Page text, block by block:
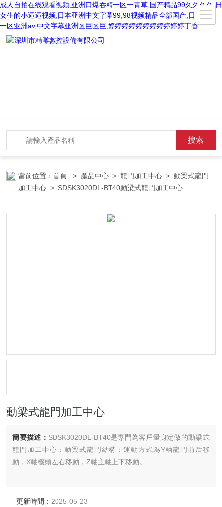
成人自拍在线观看视频,亚洲口爆吞精一区一青草,国产精品99久久久久,日
女生的小逼逼视频,日本亚洲中文字幕99,98视频精品全部国产,日韩精品
一区亚洲av,中文字幕亚洲区巨区巨,婷婷婷婷婷婷婷婷婷婷婷丁香
當前位置：首頁 > 產品中心 >龍門加工中心 >動梁式龍門
加工中心 > SDSK3020DL-BT40動梁式龍門加工中心
動梁式龍門加工中心
簡要描述： SDSK3020DL-BT40是專門為客戶量身定做的動梁式
龍門加工中心；動梁式龍門結構；運動方式為Y軸龍門前后移
動，X軸機頭左右移動，Z軸主軸上下移動。
更新時間： 2025-05-23